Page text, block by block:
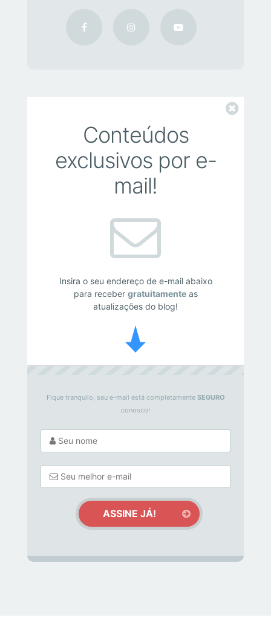
Conteúdos
exclusivos por e-
mail!
Insira o seu endereço de e-mail abaixo
para receber gratuitamenteas
atualizações do blog!
Fique tranquilo, seu e-mail está completamente SEGURO
conosco!